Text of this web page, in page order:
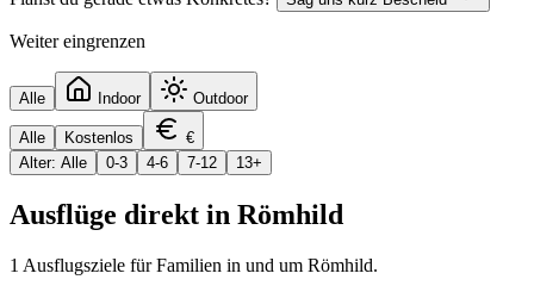
Weiter eingrenzen
Alle Indoor Outdoor
Alle Kostenlos
€
Alter: Alle
0-3 4-6 7-12 13+
Ausflüge direkt in Römhild
1 Ausflugsziele für Familien in und um Römhild.